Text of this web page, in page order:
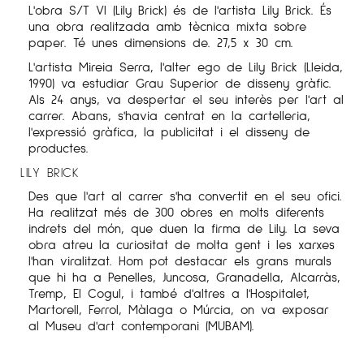
L'obra S/T VI (Lily Brick) és de l'artista Lily Brick . És
una obra realitzada amb tècnica mixta sobre
paper. Té unes dimensions de. 27,5 x 30 cm.
L'artista Mireia Serra, l'alter ego de Lily Brick (Lleida,
1990) va estudiar Grau Superior de disseny gràfic.
Als 24 anys, va despertar el seu interès per l'art al
carrer. Abans, s'havia centrat en la cartelleria,
l'expressió gràfica, la publicitat i el disseny de
productes.
LILY BRICK
Des que l'art al carrer s'ha convertit en el seu ofici.
Ha realitzat més de 300 obres en molts diferents
indrets del món, que duen la firma de Lily. La seva
obra atreu la curiositat de molta gent i les xarxes
l'han viralitzat. Hom pot destacar els grans murals
que hi ha a Penelles, Juncosa, Granadella, Alcarràs,
Tremp, El Cogul, i també d'altres a l'Hospitalet,
Martorell, Ferrol, Màlaga o Múrcia, on va exposar
al Museu d'art contemporani (MUBAM).